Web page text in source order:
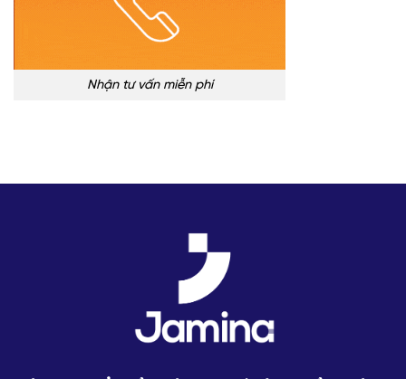
Nhận tư vấn miễn phí